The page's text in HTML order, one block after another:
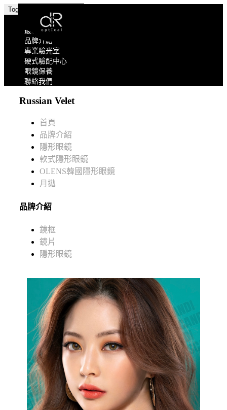
Toggle navigation
關於我們
最新消息
品牌介紹
專業驗光室
硬式驗配中心
眼鏡保養
聯絡我們
Russian Velet
首頁
品牌介紹
隱形眼鏡
軟式隱形眼鏡
OLENS韓國隱形眼鏡
月拋
品牌介紹
鏡框
鏡片
隱形眼鏡